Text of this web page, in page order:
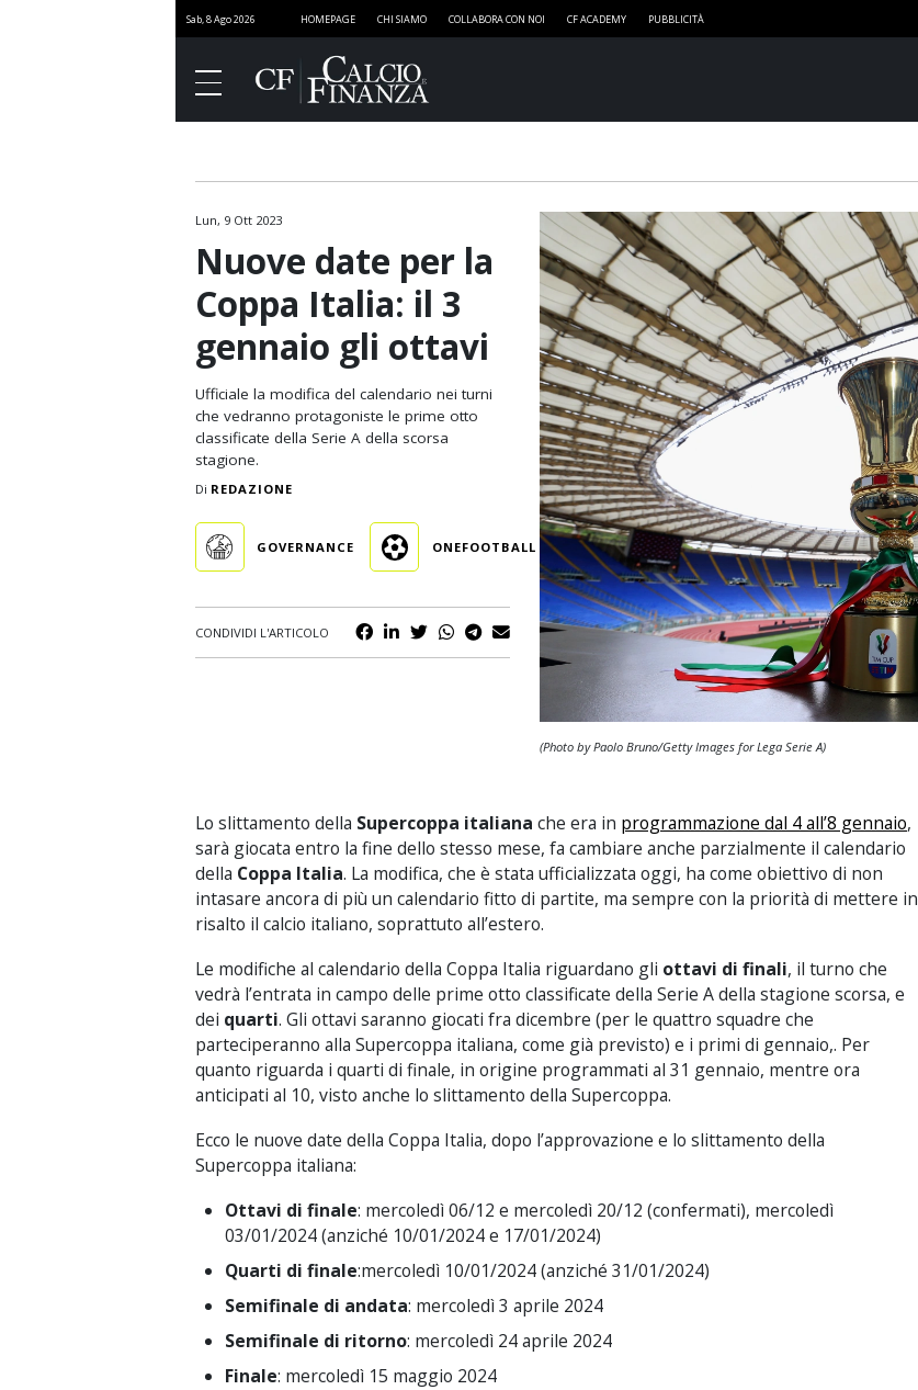
Sab, 8 Ago 2026 HOMEPAGE CHI SIAMO COLLABORA CON NOI CF ACADEMY PUBBLICITÀ
Governance
Media
Stadi
Marketing
Sport e Finanza
SportNEXT
Scommesse
Lun, 9 Ott 2023
Nuove date per la
Coppa Italia: il 3
gennaio gli ottavi
Ufficiale la modifica del calendario nei turni
che vedranno protagoniste le prime otto
classificate della Serie A della scorsa
stagione.
Di REDAZIONE
GOVERNANCE ONEFOOTBALL
CONDIVIDI L'ARTICOLO
(Photo by Paolo Bruno/Getty Images for Lega Serie A)
Lo slittamento della Supercoppa italiana che era in programmazione dal 4 all’8 gennaio,
sarà giocata entro la fine dello stesso mese, fa cambiare anche parzialmente il calendario
della Coppa Italia. La modifica, che è stata ufficializzata oggi, ha come obiettivo di non
intasare ancora di più un calendario fitto di partite, ma sempre con la priorità di mettere in
risalto il calcio italiano, soprattuto all’estero.
Le modifiche al calendario della Coppa Italia riguardano gli ottavi di finali, il turno che
vedrà l’entrata in campo delle prime otto classificate della Serie A della stagione scorsa, e
dei quarti. Gli ottavi saranno giocati fra dicembre (per le quattro squadre che
parteciperanno alla Supercoppa italiana, come già previsto) e i primi di gennaio,. Per
quanto riguarda i quarti di finale, in origine programmati al 31 gennaio, mentre ora
anticipati al 10, visto anche lo slittamento della Supercoppa.
Ecco le nuove date della Coppa Italia, dopo l’approvazione e lo slittamento della
Supercoppa italiana:
Ottavi di finale: mercoledì 06/12 e mercoledì 20/12 (confermati), mercoledì
03/01/2024 (anziché 10/01/2024 e 17/01/2024)
Quarti di finale:mercoledì 10/01/2024 (anziché 31/01/2024)
Semifinale di andata: mercoledì 3 aprile 2024
Semifinale di ritorno: mercoledì 24 aprile 2024
Finale: mercoledì 15 maggio 2024